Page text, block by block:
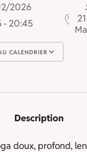
2026
- 20:45
CALENDRIER
Description
doux, profond,